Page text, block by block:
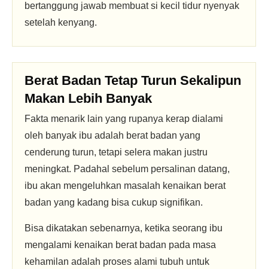
bertanggung jawab membuat si kecil tidur nyenyak
setelah kenyang.
Berat Badan Tetap Turun Sekalipun
Makan Lebih Banyak
Fakta menarik lain yang rupanya kerap dialami
oleh banyak ibu adalah berat badan yang
cenderung turun, tetapi selera makan justru
meningkat. Padahal sebelum persalinan datang,
ibu akan mengeluhkan masalah kenaikan berat
badan yang kadang bisa cukup signifikan.
Bisa dikatakan sebenarnya, ketika seorang ibu
mengalami kenaikan berat badan pada masa
kehamilan adalah proses alami tubuh untuk